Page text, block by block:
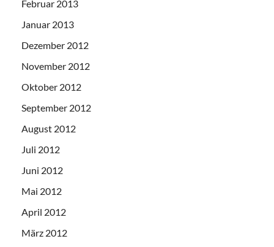
Februar 2013
Januar 2013
Dezember 2012
November 2012
Oktober 2012
September 2012
August 2012
Juli 2012
Juni 2012
Mai 2012
April 2012
März 2012